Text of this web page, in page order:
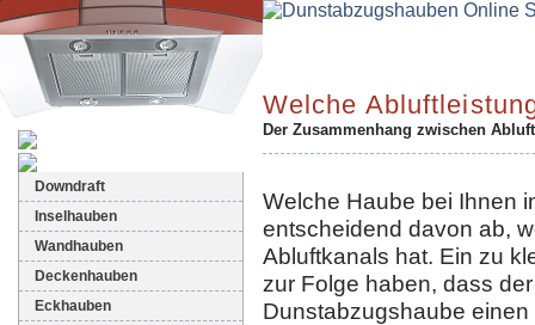
Downdraft
Inselhauben
Wandhauben
Deckenhauben
Eckhauben
Welche
Der Zusammenhang zwischen
Welche Haube bei Ihnen
entscheidend davon ab,
Abluftkanals hat. Ein zu
zur Folge haben, dass
Dunstabzugshaube